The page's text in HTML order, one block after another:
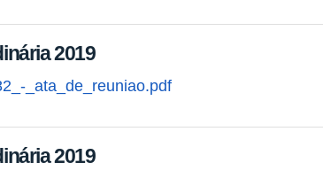
2019
_ata_de_reuniao.pdf
2019